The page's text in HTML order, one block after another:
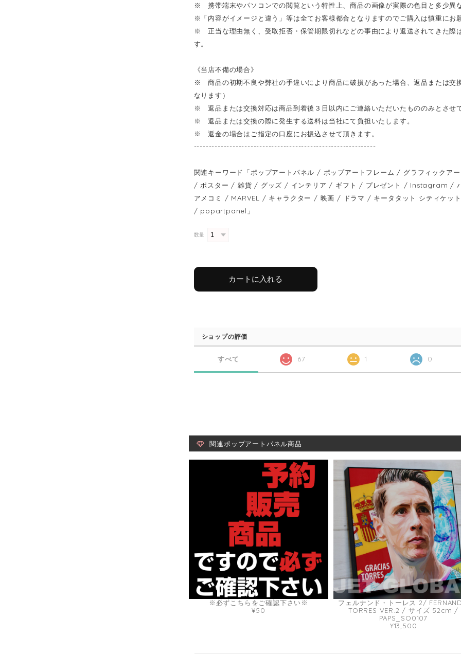
※ 携帯端末やパソコンでの閲覧という特性上、商品の画像が実際の色目と多少異
※「内容がイメージと違う」等は全てお客様都合となりますのでご購入は慎重にお
※ 正当な理由無く、受取拒否・保管期限切れなどの事由により返送されてきた際
す。
《当店不備の場合》
※ 商品の初期不良や弊社の手違いにより商品に破損があった場合、返品または交
なります）
※ 返品または交換対応は商品到着後３日以内にご連絡いただいたもののみとさせ
※ 返品または交換の際に発生する送料は当社にて負担いたします。
※ 返金の場合はご指定の口座にお振込させて頂きます。
-------------------------------------------------------------
関連キーワード「ポップアートパネル / ポップアートフレーム / グラフィック
/ ポスター / 雑貨 / グッズ / インテリア / ギフト / プレゼント / Instagram /
アメコミ / MARVEL / キャラクター / 映画 / ドラマ / キータタット シティ
/ popartpanel」
数量
カートに入れる
ショップの評価
すべて 67 1 0
関連ポップアートパネル商品
※必ずこちらをご確認下さい※
¥50
フェルナンド・トーレス 2/
TORRES VER.2 / サイズ 52cm /
PAPS_SO0107
¥13,500